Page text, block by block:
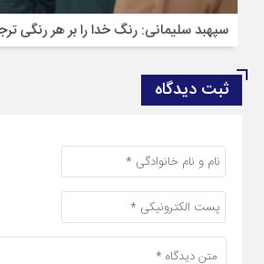
سپهبد سلیمانی: رنگ خدا را بر هر رنگی
ثبت دیدگاه